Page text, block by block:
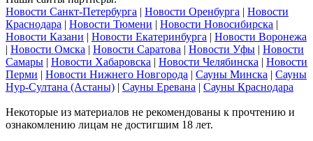
Новости Санкт-Петербурга | Новости Оренбурга | Новости
Краснодара | Новости Тюмени | Новости Новосибирска |
Новости Казани | Новости Екатеринбурга | Новости Воронежа
| Новости Омска | Новости Саратова | Новости Уфы | Новости
Самары | Новости Хабаровска | Новости Челябинска | Новости
Перми | Новости Нижнего Новгорода | Сауны Минска | Сауны
Нур-Султана (Астаны) | Сауны Еревана | Сауны Краснодара
Некоторые из материалов не рекомендованы к прочтению и
ознакомлению лицам не достигшим 18 лет.